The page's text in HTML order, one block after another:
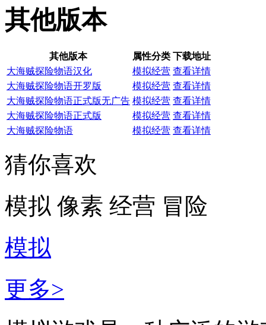
其他版本
其他版本 属性分类 下载地址
大海贼探险物语汉化
模拟经营 查看详情
大海贼探险物语开罗版
模拟经营 查看详情
大海贼探险物语正式版无广告 模拟经营 查看详情
大海贼探险物语正式版
模拟经营 查看详情
大海贼探险物语
模拟经营 查看详情
猜你喜欢
模拟 像素 经营 冒险
模拟
更多>